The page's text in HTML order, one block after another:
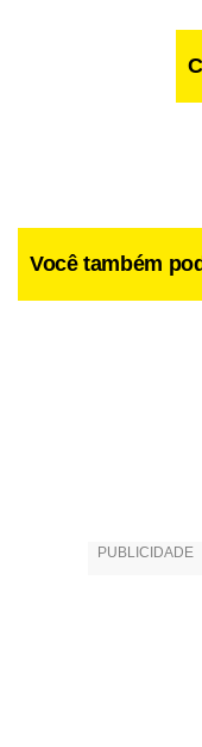
anos, a
corpo (“Dia de pôr
uma sucessão nas
Você também